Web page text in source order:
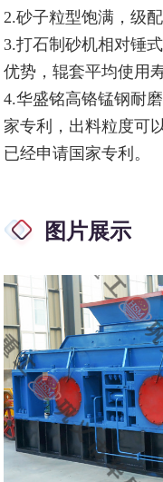
2.砂子粒型饱满，级
3.打石制砂机相对锤
优势，辊套平均使用
4.华盛铭高铬锰钢耐
家专利，出料粒度可
已经申请国家专利。
图片展示